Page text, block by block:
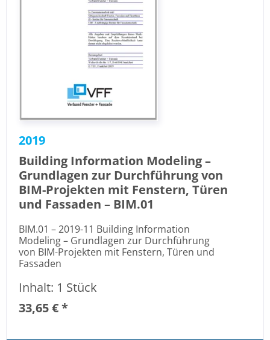
2019
Building Information Modeling –
Grundlagen zur Durchführung von
BIM-Projekten mit Fenstern, Türen
und Fassaden – BIM.01
BIM.01 – 2019-11 Building Information
Modeling – Grundlagen zur Durchführung
von BIM-Projekten mit Fenstern, Türen und
Fassaden
Inhalt: 1 Stück
33,65 € *